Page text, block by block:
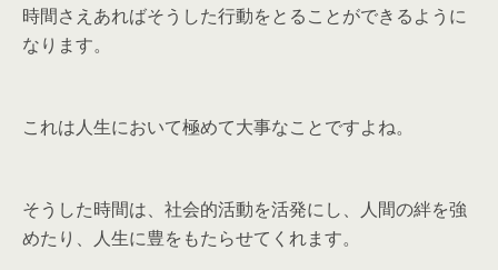
時間さえあればそうした行動をとることができるように
なります。
これは人生において極めて大事なことですよね。
そうした時間は、社会的活動を活発にし、人間の絆を強
めたり、人生に豊をもたらせてくれます。